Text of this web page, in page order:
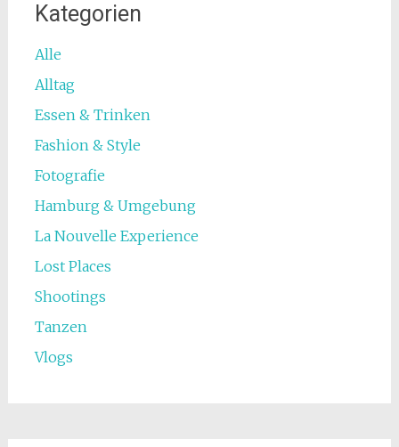
Kategorien
Alle
Alltag
Essen & Trinken
Fashion & Style
Fotografie
Hamburg & Umgebung
La Nouvelle Experience
Lost Places
Shootings
Tanzen
Vlogs